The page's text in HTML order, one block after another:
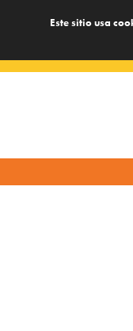
Este sitio usa